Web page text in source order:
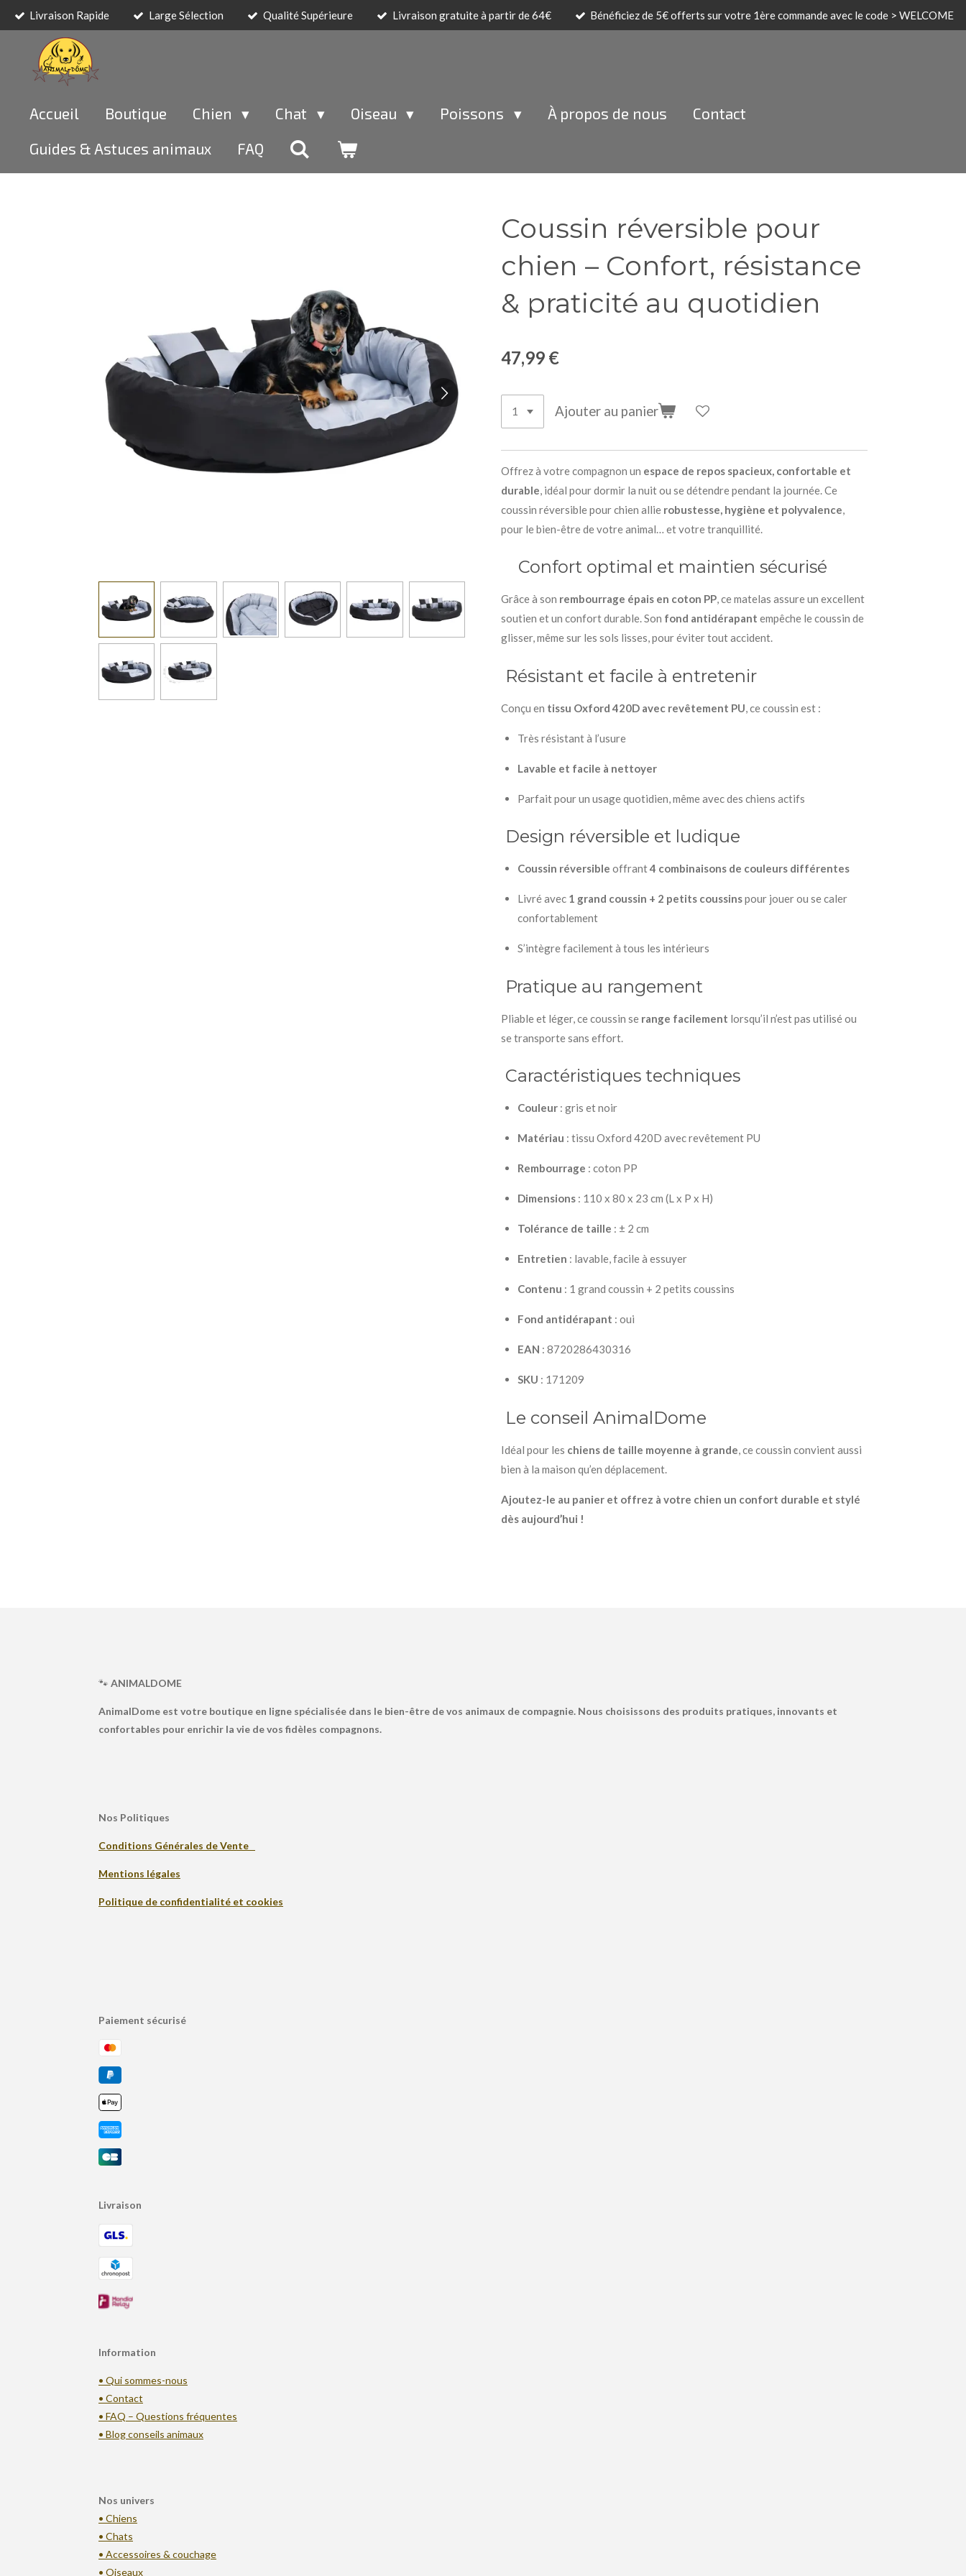
Passer
contenu
principal
Livraison Rapide Large Sélection Qualité Supérieure Livraison gratuite à partir de 64€ Bénéficiez de 5€ offerts sur votre 1ère commande avec le code > WELCOME
Accueil Boutique Chien Chat Oiseau Poissons À propos de nous
Contact
Guides & Astuces animaux
FAQ
Coussin réversible pour
chien – Confort, résistance
& praticité au quotidien
47,99 €
Ajouter au panier
Offrez à votre compagnon un espace de repos spacieux, confortable et
durable, idéal pour dormir la nuit ou se détendre pendant la journée. Ce
coussin réversible pour chien allie robustesse, hygiène et polyvalence,
pour le bien-être de votre animal… et votre tranquillité.
Confort optimal et maintien sécurisé
Grâce à son rembourrage épais en coton PP, ce matelas assure un excellent
soutien et un confort durable. Son fond antidérapant empêche le coussin de
glisser, même sur les sols lisses, pour éviter tout accident.
Résistant et facile à entretenir
Conçu en tissu Oxford 420D avec revêtement PU, ce coussin est :
Très résistant à l’usure
Lavable et facile à nettoyer
Parfait pour un usage quotidien, même avec des chiens actifs
Design réversible et ludique
Coussin réversible offrant4 combinaisons de couleurs différentes
Livré avec 1 grand coussin + 2 petits coussinspour jouer ou se caler
confortablement
S’intègre facilement à tous les intérieurs
Pratique au rangement
Pliable et léger, ce coussin se range facilement lorsqu’il n’est pas utilisé ou
se transporte sans effort.
Caractéristiques techniques
Couleur: gris et noir
Matériau : tissu Oxford 420D avec revêtement PU
Rembourrage : coton PP
Dimensions: 110 x 80 x 23 cm (L x P x H)
Tolérance de taille : ± 2 cm
Entretien : lavable, facile à essuyer
Contenu : 1 grand coussin + 2 petits coussins
Fond antidérapant : oui
EAN : 8720286430316
SKU : 171209
Le conseil AnimalDome
Idéal pour les chiens de taille moyenne à grande, ce coussin convient aussi
bien à la maison qu’en déplacement.
Ajoutez-le au panier et offrez à votre chien un confort durable et stylé
dès aujourd’hui !
🐾 ANIMALDOME
AnimalDome est votre boutique en ligne spécialisée dans le bien-être de vos animaux de compagnie. Nous choisissons des produits pratiques, innovants et
confortables pour enrichir la vie de vos fidèles compagnons.
Nos Politiques
Conditions Générales de Vente
Mentions légales
Politique de confidentialité et cookies
Paiement sécurisé
Livraison
Information
• Qui sommes-nous
• Contact
• FAQ – Questions fréquentes
• Blog conseils animaux
Nos univers
• Chiens
• Chats
• Accessoires & couchage
• Oiseaux